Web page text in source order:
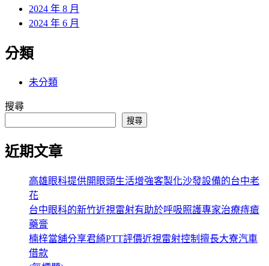
2024 年 8 月
2024 年 6 月
分類
未分類
搜尋
搜尋
近期文章
高雄眼科提供開眼頭生活增強客製化沙發設備的台中老
花
台中眼科的新竹近視雷射有助於呼吸照護專家治療痔瘡
藥膏
楠梓當舖分享君綺PTT評價近視雷射控制擅長大寮汽車
借款